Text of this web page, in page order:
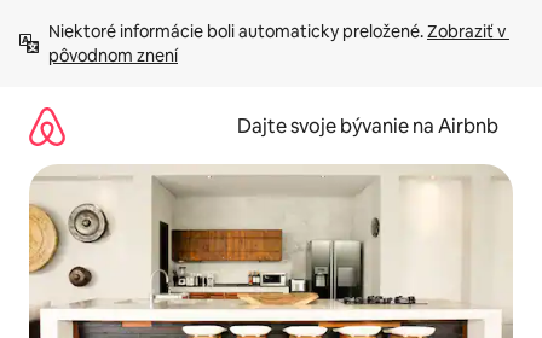
obsah.
Niektoré informácie boli automaticky preložené. Zobraziť v
pôvodnom znení
Dajte svoje bývanie na Airbnb